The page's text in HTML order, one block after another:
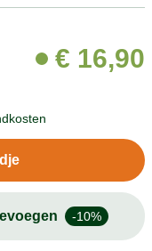
€ 16,90
-10%